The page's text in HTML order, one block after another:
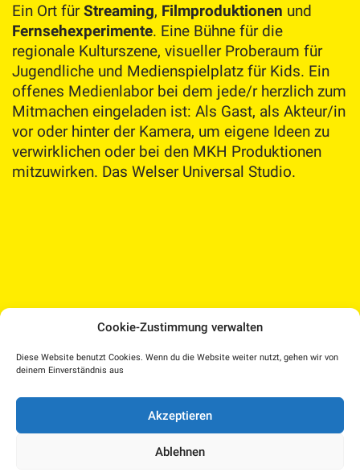
Cookie-Zustimmung verwalten
Diese Website benutzt Cookies. Wenn du die Website weiter nutzt, gehen wir von
deinem Einverständnis aus
Akzeptieren
Ablehnen
Ein Ort fürStreaming, Filmproduktionen und
Fernsehexperimente. Eine Bühne für die
regionale Kulturszene, visueller Proberaum für
Jugendliche und Medienspielplatz für Kids. Ein
offenes Medienlabor bei dem jede/r herzlich zum
Mitmachen eingeladen ist: Als Gast, als Akteur/in
vor oder hinter der Kamera, um eigene Ideen zu
verwirklichen oder bei den MKH Produktionen
mitzuwirken. Das Welser Universal Studio.
YouTube
Dorf TV
Kulturplattform OÖ – KUPF|
Medien Kultur Haus |
Pollheimerstraße 17 | 4600 Wels
office@medienkulturhaus.at
Impressum